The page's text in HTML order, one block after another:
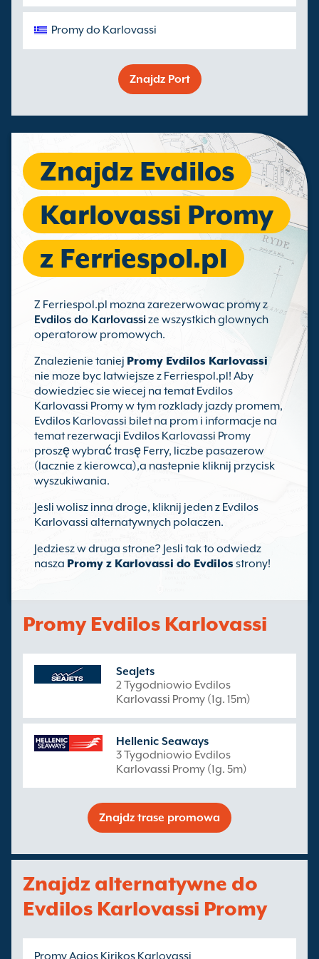
Promy do Karlovassi
Znajdz Port
Znajdz Evdilos
Karlovassi Promy
z Ferriespol.pl
Z Ferriespol.pl mozna zarezerwowac promy z
Evdilos do Karlovassize wszystkich glownych
operatorow promowych.
Znalezienie taniej Promy Evdilos Karlovassi
nie moze byc latwiejsze z Ferriespol.pl! Aby
dowiedziec sie wiecej na temat Evdilos
Karlovassi Promy w tym rozklady jazdy promem,
Evdilos Karlovassi bilet na prom i informacje na
temat rezerwacji Evdilos Karlovassi Promy
proszę wybrać trasę Ferry, liczbe pasazerow
(lacznie z kierowca),a nastepnie kliknij przycisk
wyszukiwania.
Jesli wolisz inna droge, kliknij jeden z Evdilos
Karlovassi alternatywnych polaczen.
Jedziesz w druga strone? Jesli tak to odwiedz
nasza Promy z Karlovassi do Evdilosstrony!
Promy Evdilos Karlovassi
SeaJets
2 Tygodniowio Evdilos
Karlovassi Promy (1g. 15m)
Hellenic Seaways
3 Tygodniowio Evdilos
Karlovassi Promy (1g. 5m)
Znajdz trase promowa
Znajdz alternatywne do
Evdilos Karlovassi Promy
Promy Agios Kirikos Karlovassi